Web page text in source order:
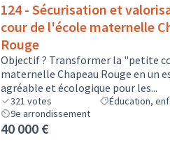
124 - Sécurisation et
cour de l'école maternelle
Rouge
Objectif ? Transformer la "petite
maternelle Chapeau Rouge en un
agréable et écologique pour les...
321 votes
Éducation,
9e arrondissement
40 000 €